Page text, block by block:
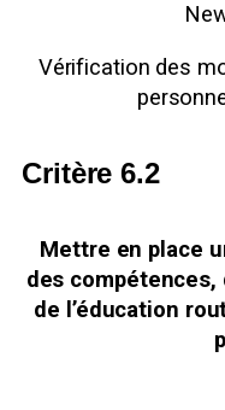
Vérification des
Critère 6.2
Mettre en place
des
de l’éducation